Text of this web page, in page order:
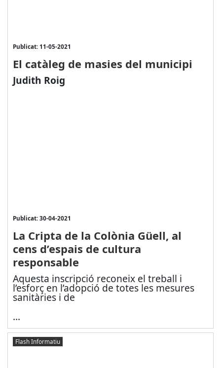
Publicat: 11-05-2021
El catàleg de masies del municipi
Judith Roig
Publicat: 30-04-2021
La Cripta de la Colònia Güell, al
cens d’espais de cultura
responsable
Aquesta inscripció reconeix el treball i
l’esforç en l’adopció de totes les mesures
sanitàries i de
...
Flash Informatiu